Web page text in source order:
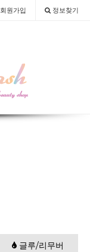
회원가입 정보찾기
글루/리무버